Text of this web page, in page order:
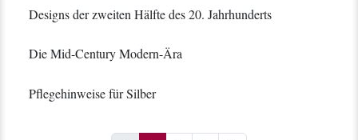
Designs der zweiten Hälfte des 20. Jahrhunderts
Die Mid-Century Modern-Ära
Pflegehinweise für Silber